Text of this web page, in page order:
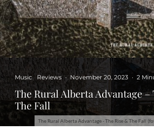
The Rural Alberta Advantage - The Rise & The Fall
Music Reviews · November 20, 2023 · 2
The Rural Alberta Advantage –
The Fall